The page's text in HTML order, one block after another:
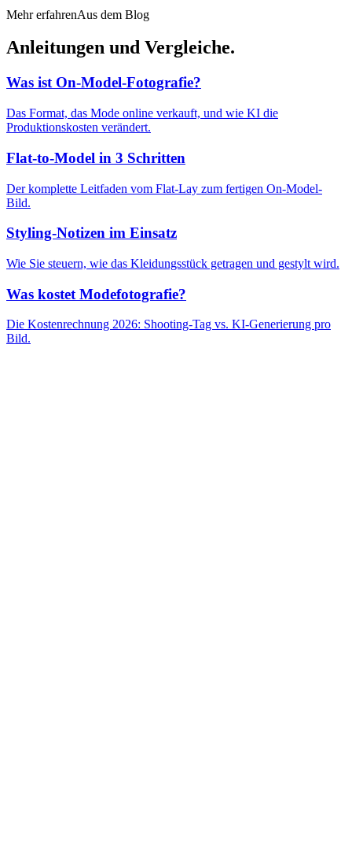
Mehr erfahrenAus dem Blog
Anleitungen und Vergleiche.
Was ist On-Model-Fotografie?
Das Format, das Mode online verkauft, und wie KI die
Produktionskosten verändert.
Flat-to-Model in 3 Schritten
Der komplette Leitfaden vom Flat-Lay zum fertigen On-Model-
Bild.
Styling-Notizen im Einsatz
Wie Sie steuern, wie das Kleidungsstück getragen und gestylt wird.
Was kostet Modefotografie?
Die Kostenrechnung 2026: Shooting-Tag vs. KI-Generierung pro
Bild.